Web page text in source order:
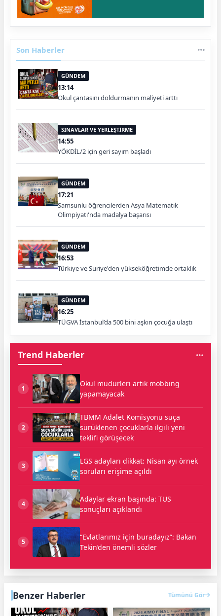
Son Haberler
GÜNDEM
13:14
Okul çantasını doldurmanın maliyeti arttı
SINAVLAR VE YERLEŞTİRME
14:55
YÖKDİL/2 için geri sayım başladı
GÜNDEM
17:21
Samsunlu öğrencilerden Asya Matematik
Olimpiyatı'nda madalya başarısı
GÜNDEM
16:53
Türkiye ve Suriye'den yükseköğretimde ortaklık
GÜNDEM
16:25
TÜGVA İstanbul’da 500 bini aşkın çocuğa ulaştı
Trend Haberler
1
Okul müdürleri artık mobbing
yapamayacak
2
TBMM Adalet Komisyonu suça
sürüklenen çocuklarla ilgili yeni
teklifi görüşecek
3
LGS adayları dikkat: Nisan ayı örnek
soruları erişime açıldı
4
Adaylar ekran başında: TUS
sonuçları açıklandı
5
“Evlatlarımız için buradayız”: Bakan
Tekin’den önemli sözler
Benzer Haberler Tümünü Gör